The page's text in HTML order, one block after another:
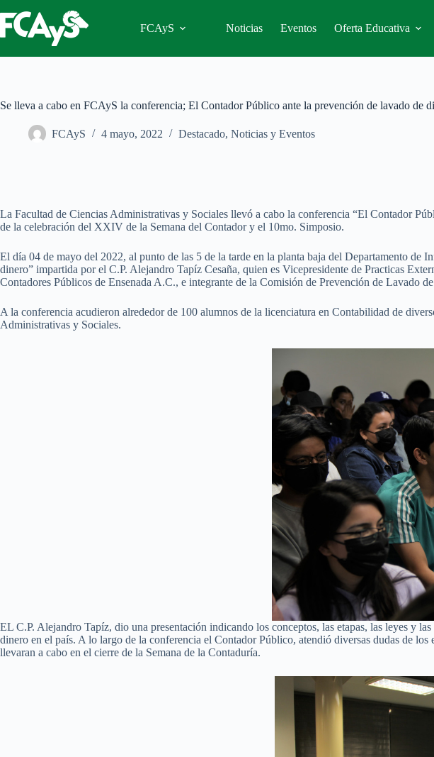
al
contenido
FCAyS Noticias Eventos Oferta Educativa
Se lleva a cabo en FCAyS la conferencia; El Contador Público ante la prevención de lavado de
FCAyS 4 mayo, 2022 Destacado, Noticias y Eventos
La Facultad de Ciencias Administrativas y Sociales llevó a cabo la conferencia “El Contador
de la celebración del XXIV de la Semana del Contador y el 10mo. Simposio.
El día 04 de mayo del 2022, al punto de las 5 de la tarde en la planta baja del Departamento
dinero” impartida por el C.P. Alejandro Tapíz Cesaña, quien es Vicepresidente de Practicas
Contadores Públicos de Ensenada A.C., e integrante de la Comisión de Prevención de Lavado
A la conferencia acudieron alrededor de 100 alumnos de la licenciatura en Contabilidad de
Administrativas y Sociales.
EL C.P. Alejandro Tapíz, dio una presentación indicando los conceptos, las etapas, las leyes y
dinero en el país. A lo largo de la conferencia el Contador Público, atendió diversas dudas de
llevaran a cabo en el cierre de la Semana de la Contaduría.